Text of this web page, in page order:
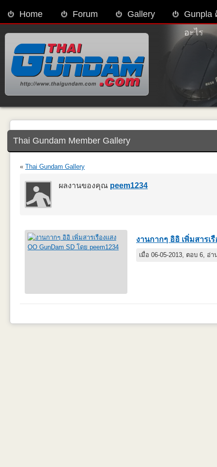
Home Forum Gallery
Gunpla
อะไร
Thai Gundam Member Gallery
« Thai Gundam Gallery
ผลงานของคุณ peem1234
งานกากๆ อิอิ เพิ่มสารเ
เมื่อ 06-05-2013, ตอบ 6, อ่า